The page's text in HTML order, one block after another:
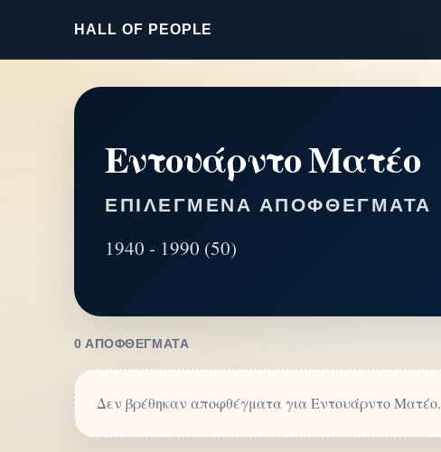
HALL OF PEOPLE
Εντουάρντο Ματέο
ΕΠΙΛΕΓΜΈΝΑ ΑΠΟΦΘΈΓΜΑΤΑ
1940 - 1990 (50)
0 ΑΠΟΦΘΈΓΜΑΤΑ
Δεν βρέθηκαν αποφθέγματα για Εντουάρντο Ματέο.